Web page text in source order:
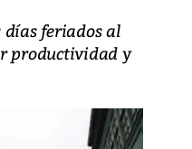
días feriados al
productividad y